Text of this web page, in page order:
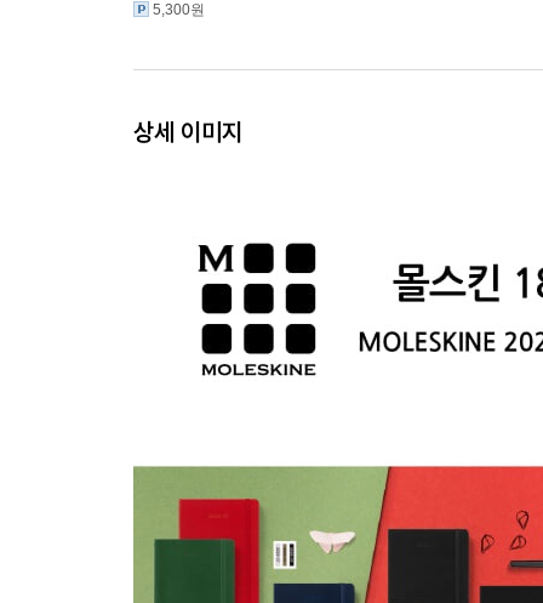
5,300원
상세 이미지